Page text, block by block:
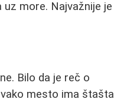
more. Najvažnije je
Bilo da je reč o
mesto ima štašta